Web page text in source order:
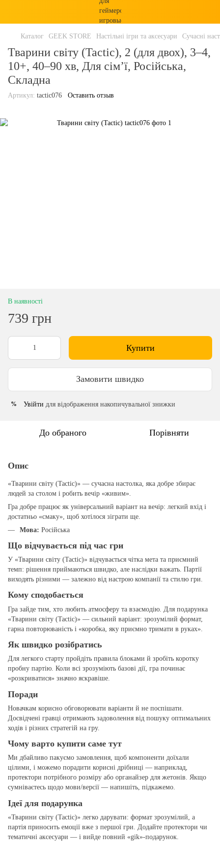
Каталог GEEK STORE Настільні ігри та аксесуари Сучасні
Тварини світу (Tactic), 2 (для двох), 3–4,
10+, 40–90 хв, Для сім’ї, Російська,
Складна
Артикул: tactic076 Оставить отзыв
В наявності
739 грн
Купити
Замовити швидко
% Увійти для відображення накопичувальної знижки
До обраного Порівняти
Опис
«Тварини світу (Tactic)» — сучасна настолка, яка добре збирає
людей за столом і робить вечір «живим».
Гра добре працює як універсальний варіант на вечір: легкий вхід і
достатньо «смаку», щоб хотілося зіграти ще.
Мова: Російська
Що відчувається під час гри
У «Тварини світу (Tactic)» відчувається чітка мета та приємний
темп: рішення приймаються швидко, але наслідки важать. Партії
виходять різними — залежно від настрою компанії та стилю гри.
Кому сподобається
Гра зайде тим, хто любить атмосферу та взаємодію. Для подарунка
«Тварини світу (Tactic)» — сильний варіант: зрозумілий формат,
гарна повторюваність і «коробка, яку приємно тримати в руках».
Як швидко розібратись
Для легкого старту пройдіть правила блоками й зробіть коротку
пробну партію. Коли всі зрозуміють базові дії, гра починає
«розкриватися» значно яскравіше.
Поради
Новачкам корисно обговорювати варіанти й не поспішати.
Досвідчені гравці отримають задоволення від пошуку оптимальних
ходів і різних стратегій на гру.
Чому варто купити саме тут
Ми дбайливо пакуємо замовлення, щоб компоненти доїхали
цілими, і можемо порадити корисні дрібниці — наприклад,
протектори потрібного розміру або органайзер для жетонів. Якщо
сумніваєтесь щодо мови/версії — напишіть, підкажемо.
Ідеї для подарунка
«Тварини світу (Tactic)» легко дарувати: формат зрозумілий, а
партія приносить емоції вже з першої гри. Додайте протектори чи
тематичні аксесуари — і вийде повний «gіk»‑подарунок.